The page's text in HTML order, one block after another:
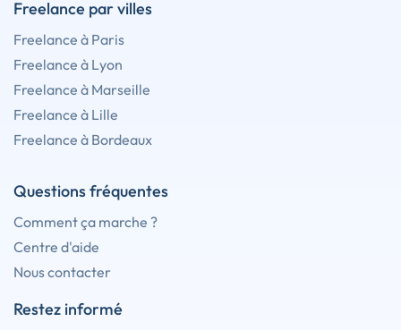
Freelance par villes
Freelance à Paris
Freelance à Lyon
Freelance à Marseille
Freelance à Lille
Freelance à Bordeaux
Questions fréquentes
Comment ça marche ?
Centre d'aide
Nous contacter
Restez informé